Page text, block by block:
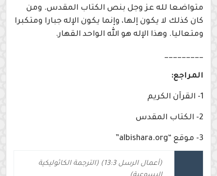
متواضعا لله عز وجل بنص الكتاب المقدس. ومن
كان كذلك لا يكون إلها، وإنما يكون الإله جبارا ومتكبرا
ومتعاليا. وهذا الإله هو الله الواحد القهار.
_________
المراجع:
1- القرآن الكريم
2- الكتاب المقدس
3- موقع “albishara.org”
(أعمال الرسل 13:3) (الترجمة الكاثوليكية